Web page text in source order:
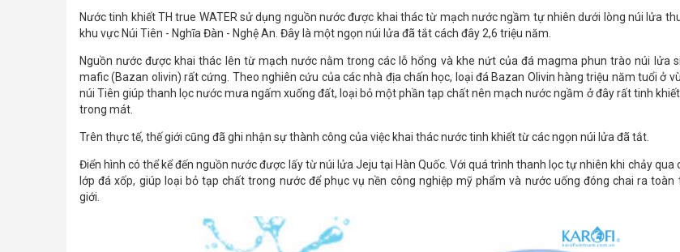
Nước tinh khiết TH true WATER sử dụng nguồn nước được khai thác từ mạch nước ngầm tự nhiên dưới lòng núi lửa
khu vực Núi Tiên - Nghĩa Đàn - Nghệ An. Đây là một ngọn núi lửa đã tắt cách đây 2,6 triệu năm.
Nguồn nước được khai thác lên từ mạch nước nằm trong các lỗ hổng và khe nứt của đá magma phun trào núi lửa
mafic (Bazan olivin) rất cứng. Theo nghiên cứu của các nhà địa chấn học, loại đá Bazan Olivin hàng triệu năm tuổi ở
núi Tiên giúp thanh lọc nước mưa ngấm xuống đất, loại bỏ một phần tạp chất nên mạch nước ngầm ở đây rất tinh
trong mát.
Trên thực tế, thế giới cũng đã ghi nhận sự thành công của việc khai thác nước tinh khiết từ các ngọn núi lửa đã tắt.
Điển hình có thể kể đến nguồn nước được lấy từ núi lửa Jeju tại Hàn Quốc. Với quá trình thanh lọc tự nhiên khi chảy qua
lớp đá xốp, giúp loại bỏ tạp chất trong nước để phục vụ nền công nghiệp mỹ phẩm và nước uống đóng chai ra toàn
giới.